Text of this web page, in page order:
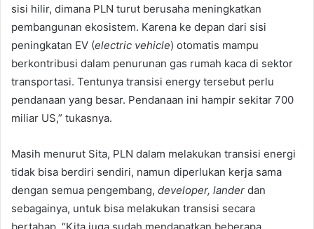
sisi hilir, dimana PLN turut berusaha meningkatkan
pembangunan ekosistem. Karena ke depan dari sisi
peningkatan EV (electric vehicle) otomatis mampu
berkontribusi dalam penurunan gas rumah kaca di sektor
transportasi. Tentunya transisi energy tersebut perlu
pendanaan yang besar. Pendanaan ini hampir sekitar 700
miliar US,” tukasnya.
Masih menurut Sita, PLN dalam melakukan transisi energi
tidak bisa berdiri sendiri, namun diperlukan kerja sama
dengan semua pengembang, developer, lander dan
sebagainya, untuk bisa melakukan transisi secara
bertahap. “Kita juga sudah mendapatkan beberapa